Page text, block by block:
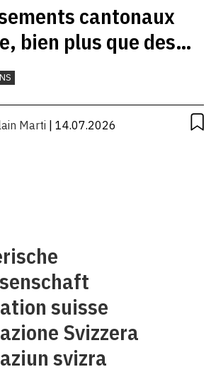
cantonaux
bien plus que des
Marti | 14.07.2026
suisse
Svizzera
svizra